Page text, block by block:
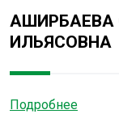
АШИРБАЕВА
ИЛЬЯСОВНА
Подробнее